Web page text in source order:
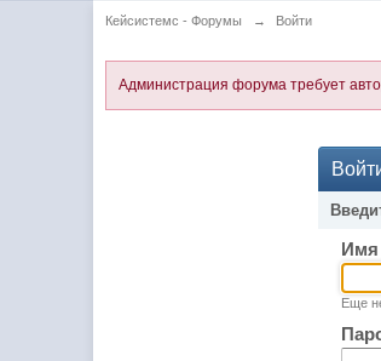
Кейсистемс - Форумы → Войти
Администрация форума требует
Имя
Еще